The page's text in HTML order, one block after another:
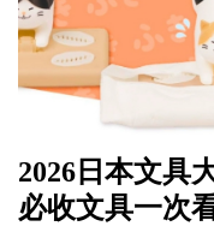
2026日本文具
必收文具一次